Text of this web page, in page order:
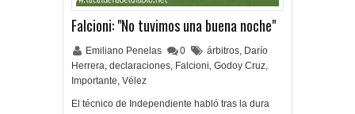
Falcioni: "No tuvimos una buena noche"
Emiliano Penelas 0 árbitros, Darío
Herrera, declaraciones, Falcioni, Godoy Cruz,
Importante, Vélez
El técnico de Independiente habló tras la dura